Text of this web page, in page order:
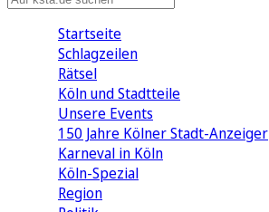
Startseite
Schlagzeilen
Rätsel
Köln und Stadtteile
Unsere Events
150 Jahre Kölner Stadt-Anzeiger
Karneval in Köln
Köln-Spezial
Region